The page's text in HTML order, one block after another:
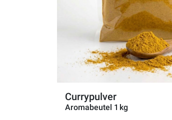
Currypulver
Aromabeutel 1 kg